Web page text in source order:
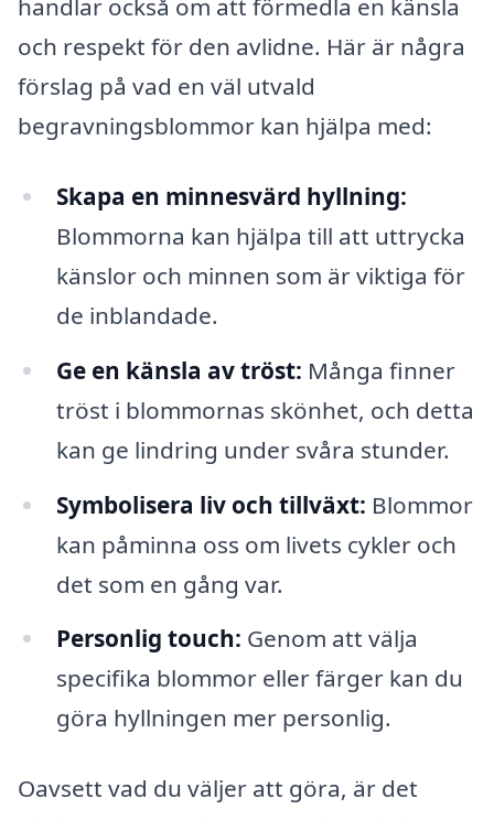
handlar också om att förmedla en känsla
och respekt för den avlidne. Här är några
förslag på vad en väl utvald
begravningsblommor kan hjälpa med:
Skapa en minnesvärd hyllning:
Blommorna kan hjälpa till att uttrycka
känslor och minnen som är viktiga för
de inblandade.
Ge en känsla av tröst: Många finner
tröst i blommornas skönhet, och detta
kan ge lindring under svåra stunder.
Symbolisera liv och tillväxt: Blommor
kan påminna oss om livets cykler och
det som en gång var.
Personlig touch: Genom att välja
specifika blommor eller färger kan du
göra hyllningen mer personlig.
Oavsett vad du väljer att göra, är det